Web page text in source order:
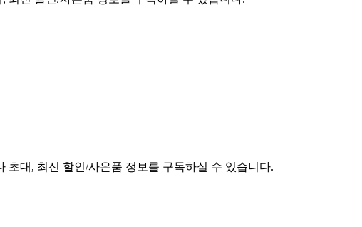
대, 최신 할인/사은품 정보를 구독하실 수 있습니다.